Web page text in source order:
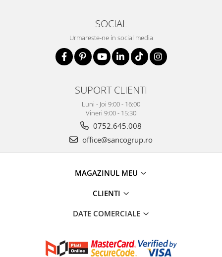
SOCIAL
Urmareste-ne in social media
SUPORT CLIENTI
Luni - Joi 9:00 - 16:00
Vineri 9:00 - 15:30
0752.645.008
office@sancogrup.ro
MAGAZINUL MEU
CLIENTI
DATE COMERCIALE